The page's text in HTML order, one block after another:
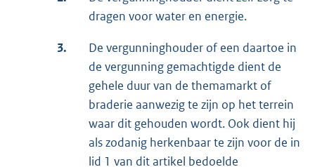
dragen voor water en energie.
3.
De vergunninghouder of een daartoe in
de vergunning gemachtigde dient de
gehele duur van de themamarkt of
braderie aanwezig te zijn op het terrein
waar dit gehouden wordt. Ook dient hij
als zodanig herkenbaar te zijn voor de in
lid 1 van dit artikel bedoelde